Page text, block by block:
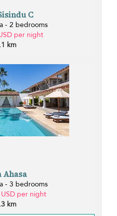
C
- 2 bedrooms
per night
km
Ahasa
- 3 bedrooms
per night
km